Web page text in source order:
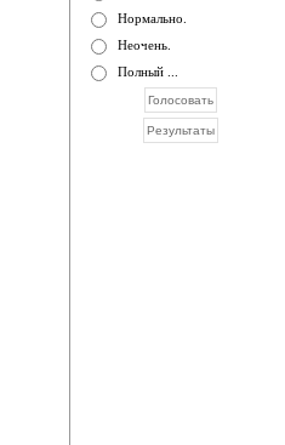
Нормально.
Неочень.
Полный ...